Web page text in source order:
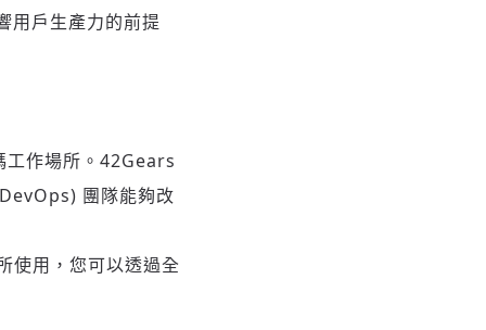
用戶生產力的前提
工作場所。42Gears
團隊能夠改
使用，您可以透過全